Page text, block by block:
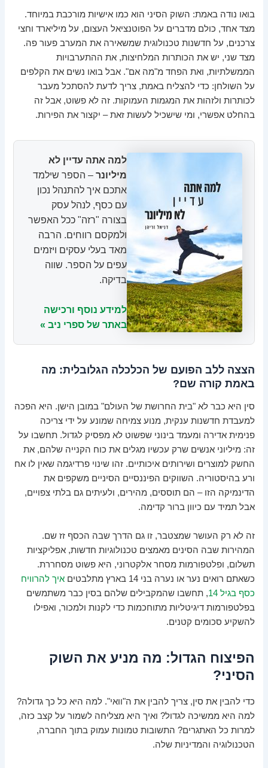
בואו נודה באמת: השוק הסיני הוא כמו אישיות מורכבת במיוחד.
מצד אחד, כולם מדברים על הפוטנציאל העצום, על מיליארד וחצי
צרכנים, על חדשנות טכנולוגית שמשאירה את המערב פעור פה.
מצד שני, יש את הכותרות המלחיצות, את ההתערבויות
הממשלתיות, ואת הפחד מ"מה אם". אבל בואו נשים את הקלפים
על השולחן: כדי להצליח באמת, צריך לדעת להסתכל מעבר
לכותרות ולזהות את המגמות העמוקות. זה לא פשוט, אבל זה
בהחלט אפשרי, ומי שישכיל לעשות זאת – יקצור את הפירות.
למה אתה עדיין לא
מיליונר – הספר שילמד
אתכם איך להתנהל נכון
עם כסף, לנהל עסק
בצורה "רזה" ככל האפשר
ולמקסם רווחים. הרבה
מאד בעלי עסקים ויזמים
עפים על הספר. שווה
בדיקה.
למידע נוסף ורכישה
באתר של ספרי ניב »
הצצה ללב הפועם של הכלכלה הגלובלית: מה
באמת קורה שם?
סין היא כבר לא "בית החרושת של העולם" במובן הישן. היא הפכה
למעבדת חדשנות ענקית, מנוע צמיחה שמונע על ידי צריכה
פנימית אדירה ומעמד בינוני שפשוט לא מפסיק לגדול. תחשבו על
זה: מיליוני אנשים שרק עכשיו מגלים את כוח הקנייה שלהם, את
החשק למוצרים ושירותים איכותיים. זהו שינוי פרדיגמה שאין לו אח
ורע בהיסטוריה. השווקים הפיננסיים הסיניים משקפים את
הדינמיקה הזו – הם תוססים, מהירים, ולעיתים גם בלתי צפויים,
אבל תמיד עם כיוון ברור קדימה.
זה לא רק העושר שמצטבר, זו גם הדרך שבה הכסף זז שם.
המהירות שבה הסינים מאמצים טכנולוגיות חדשות, אפליקציות
תשלום, ופלטפורמות מסחר אלקטרוני, היא פשוט מסחררת.
כשאתם רואים נער או נערה בני 14 בארץ מתלבטים
איך להרוויח
כסף בגיל 14
, תחשבו שהמקבילים שלהם בסין כבר משתמשים
בפלטפורמות דיגיטליות מתוחכמות כדי לקנות ולמכור, ואפילו
להשקיע סכומים קטנים.
הפיצוח הגדול: מה מניע את השוק
הסיני?
כדי להבין את סין, צריך להבין את ה"וואי". למה היא כל כך גדולה?
למה היא ממשיכה לגדול? ואיך היא מצליחה לשמור על קצב כזה,
למרות כל האתגרים? התשובות טמונות עמוק בתוך החברה,
הטכנולוגיה והמדיניות שלה.